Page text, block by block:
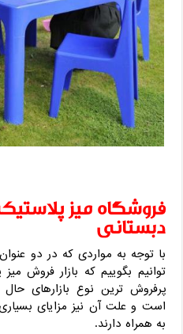
فروشگاه میز
دبستانی
با توجه به مواردی که در دو
توانیم بگوییم که بازار فروش
پرفروش ترین نوع بازارهای
است و علت آن نیز مزایای
به همراه دارند.